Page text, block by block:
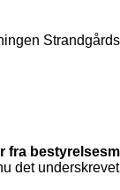
fra
det